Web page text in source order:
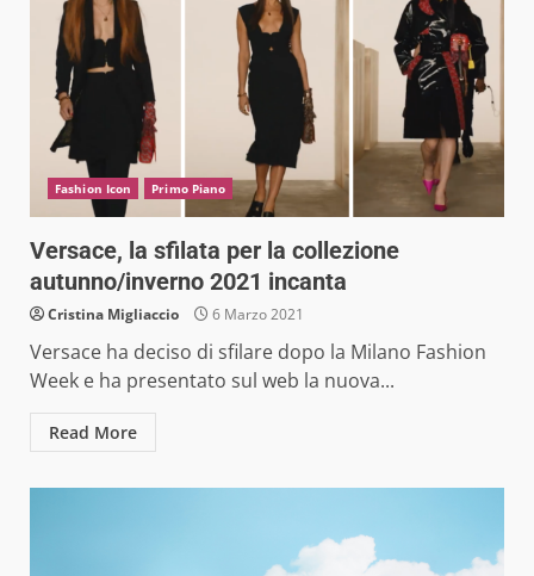
Fashion Icon Primo Piano
Versace, la sfilata per la collezione
autunno/inverno 2021 incanta
Cristina Migliaccio 6 Marzo 2021
Versace ha deciso di sfilare dopo la Milano Fashion
Week e ha presentato sul web la nuova...
Read More